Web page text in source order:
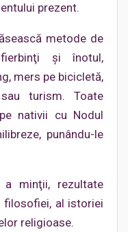
prezent.
metode de
şi înotul,
mers pe bicicletă,
turism. Toate
nativii cu Nodul
punându-le
minţii, rezultate
filosofiei, al istoriei
religioase.